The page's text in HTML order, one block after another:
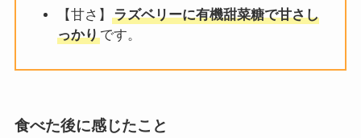
【甘さ】
ラズベリーに有機甜菜糖で甘さし
っかりです。
食べた後に感じたこと